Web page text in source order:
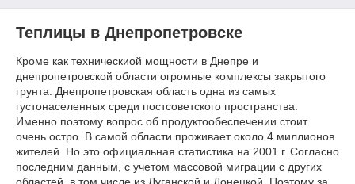
Теплицы в Днепропетровске
Кроме как техническиой мощности в Днепре и
днепропетровской области огромные комплексы закрытого
грунта. Днепропетровская область одна из самых
густонаселенных среди постсоветского пространства.
Именно поэтому вопрос об продуктообеспечении стоит
очень остро. В самой области проживает около 4 миллионов
жителей. Но это официальная статистика на 2001 г. Согласно
последним данным, с учетом массовой миграции с других
областей, в том числе из Луганской и Донецкой. Поэтому за